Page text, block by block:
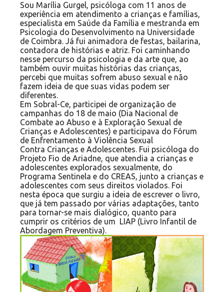
Sou Marília Gurgel, psicóloga com 11 anos de
experiência em atendimento a crianças e famílias,
especialista em Saúde da Família e mestranda em
Psicologia do Desenvolvimento na Universidade
de Coimbra. Já fui animadora de festas, bailarina,
contadora de histórias e atriz. Foi caminhando
nesse percurso da psicologia e da arte que, ao
também ouvir muitas histórias das crianças,
percebi que muitas sofrem abuso sexual e não
fazem ideia de que suas vidas podem ser
diferentes.
Em Sobral-Ce, participei de organização de
campanhas do 18 de maio (Dia Nacional de
Combate ao Abuso e à Exploração Sexual de
Crianças e Adolescentes) e participava do Fórum
de Enfrentamento à Violência Sexual
Contra Crianças e Adolescentes. Fui psicóloga do
Projeto Fio de Ariadne, que atendia a crianças e
adolescentes explorados sexualmente, do
Programa Sentinela e do CREAS, junto a crianças e
adolescentes com seus direitos violados. Foi
nesta época que surgiu a ideia de escrever o livro,
que já tem passado por várias adaptações, tanto
para tornar-se mais dialógico, quanto para
cumprir os critérios de um LIAP (Livro Infantil de
Abordagem Preventiva).